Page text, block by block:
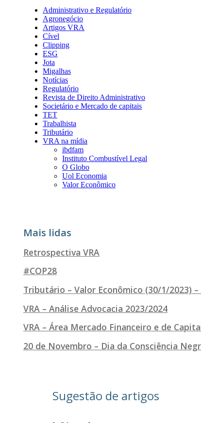
Administrativo e Regulatório
Agronegócio
Artigos VRA
Cível
Clipping
ESG
Jota
Migalhas
Notícias
Regulatório
Revista de Direito Administrativo
Societário e Mercado de capitais
TET
Trabalhista
Tributário
VRA na mídia
ibdfam
Instituto Combustível Legal
O Globo
Uol Economia
Valor Econômico
Mais lidas
Retrospectiva VRA
#COP28
Tributário – Valor Econômico (30/1/2023)
VRA – Análise Advocacia 2023/2024
VRA – Área Mercado Financeiro e de
20 de Novembro – Dia da Consciência
Sugestão de artigos